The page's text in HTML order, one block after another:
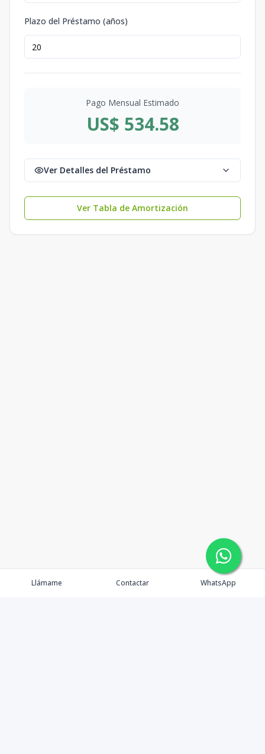
Plazo del Préstamo (años)
Pago Mensual Estimado
US$ 534.58
Ver Detalles del Préstamo
Ver Tabla de Amortización
Llámame Contactar WhatsApp